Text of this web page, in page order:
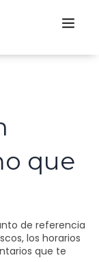
que
de referencia
los horarios
que te